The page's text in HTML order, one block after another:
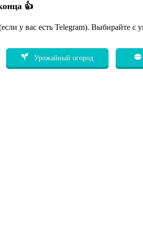
👍
у вас есть Telegram). Выбирайте
Урожайный огород